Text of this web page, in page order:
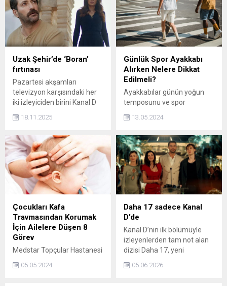
geçse de değişmeyen
bakışlarıyla dikkat çeken
usta ismi tanımak ise pek
çok kişi için zor olmadı.
Uzak Şehir’de ‘Boran’
fırtınası
Pazartesi akşamları
televizyon karşısındaki her
iki izleyiciden birini Kanal D
Şehir’de Boran fırtınası esti.
18.11.2025
Günlük Spor Ayakkabı
Alırken Nelere Dikkat
Edilmeli?
Ayakkabılar günün yoğun
temposunu ve spor
şekilde sürdürebilmek için
ayakkabının rahatsız bir
yapıya sahip olması tüm
günü mahvedebilir. Bunun
için günlük aktiviteleri
gerçekleştirirken rahat bir
ayakkabı tercih edilmelidir.
Tabii söz konusu giyim stili
olduğunda her zaman rahat
mümkün olmayabilir. Ancak
konfor...
13.05.2024
Çocukları Kafa
Travmasından Korumak
İçin Ailelere Düşen 8
Görev
Medstar Topçular Hastanesi
Cerrahisi Bölümü’nden Op.
05.05.2024
Daha 17 sadece Kanal
D’de
Kanal D’nin ilk bölümüyle
izleyenlerden tam not alan
dizisi Daha 17, yeni
saatinde sadece Kanal D
05.06.2026